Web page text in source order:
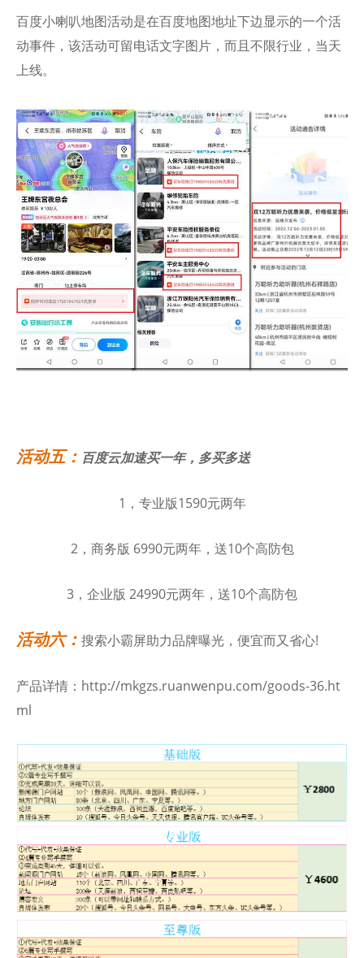
百度小喇叭地图活动是在百度地图地址下边显示的一个活
动事件，该活动可留电话文字图片，而且不限行业，当天
上线。
活动五： 百度云加速买一年，多买多送
1，专业版1590元两年
2，商务版 6990元两年，送10个高防包
3，企业版 24990元两年，送10个高防包
活动六： 搜索小霸屏助力品牌曝光，便宜而又省心!
产品详情：http://mkgzs.ruanwenpu.com/goods-36.ht
ml